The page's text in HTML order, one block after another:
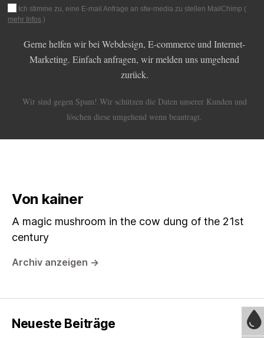
Ich stimme zu, eine E-mail Anfrage an sfw-media zu stellen MailChimp (
mehr Infos )
Gerne helfen wir bei Webdesign, E-commerce und Internet-
Marketing. Einfach anfragen, wir melden uns umgehend
zurück.
Wir sind gegen Spam! Wir schützen die Daten unserer Kunden und
löschen diese umgehend wenn beantragt.
Von kainer
A magic mushroom in the cow dung of the 21st
century
Archiv anzeigen →
Neueste Beiträge